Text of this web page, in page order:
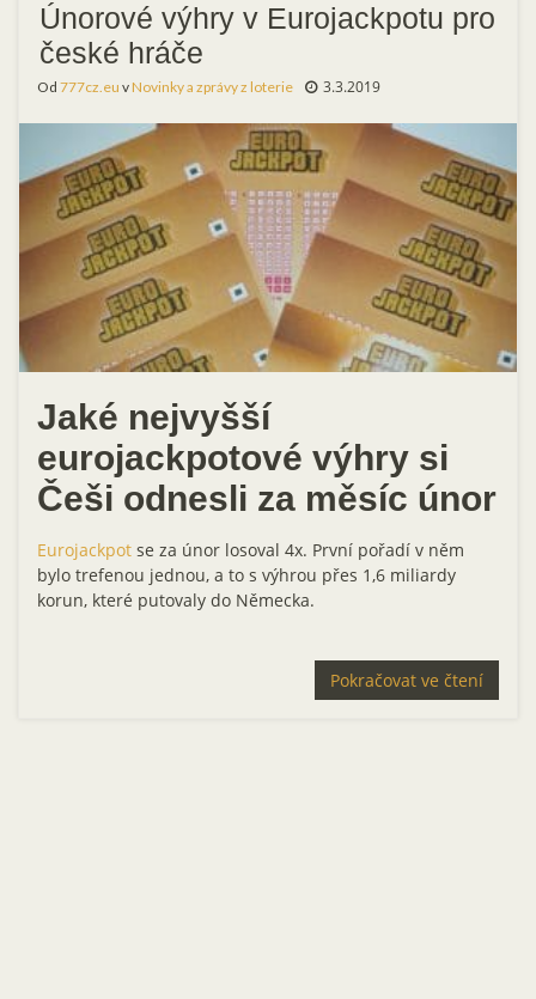
Únorové výhry v Eurojackpotu pro
české hráče
Od 777cz.eu vNovinky a zprávy z loterie 3.3.2019
Jaké nejvyšší
eurojackpotové výhry si
Češi odnesli za měsíc únor
Eurojackpot se za únor losoval 4x. První pořadí v něm
bylo trefenou jednou, a to s výhrou přes 1,6 miliardy
korun, které putovaly do Německa.
Pokračovat ve čtení